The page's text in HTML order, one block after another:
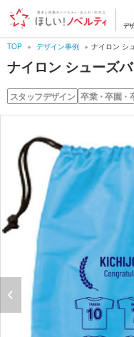
デ
TOP デザイン事例 ナイロン シ
ナイロン シューズ
スタッフデザイン 卒業・卒園・